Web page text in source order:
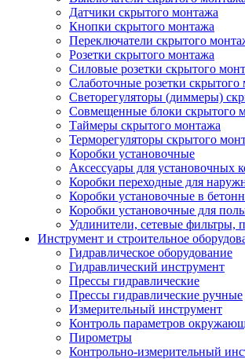
Датчики скрытого монтажа
Кнопки скрытого монтажа
Переключатели скрытого
Розетки скрытого монтажа
Силовые розетки скрытого
Слаботочные розетки скрытого
Светорегуляторы (диммеры)
Совмещенные блоки скрытого
Таймеры скрытого монтажа
Терморегуляторы скрытого
Коробки установочные
Аксессуары для установочных
Коробки переходные для
Коробки установочные в
Коробки установочные для
Удлинители, сетевые фильтры,
Инструмент и строительное
Гидравлическое оборудование
Гидравлический инструмент
Прессы гидравлические
Прессы гидравлические ручные
Измерительный инструмент
Контроль параметров
Пирометры
Контрольно-измерительный